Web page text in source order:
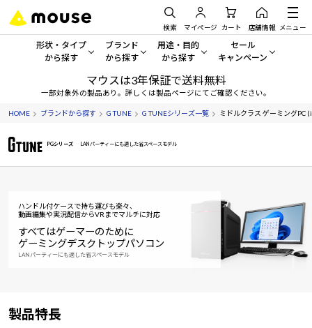
検索 マイページ カート 店舗情報 メニュー
形状・タイプ
から探す
形状・タイプから探す をすべてみる
デスクトップPC
サーバー
ワークステーション
Windows 11
ブランド
から探す
mouse
G TUNE
MousePro
iiyama
用途・目的
から探す
一般向けパソコン
ゲーミングPC・ゲーム向けパソコン
学習向けパソコン
スペック/パーツ別
セール
キャンペーン
セール・キャンペー
期間限定セール
アウトレットパソコン
おすすめ目玉パソコン
今イチオシのパソコンをピ
Windows 11|Copilot+ PC
マウスは3年保証で送料無料
一部対象外の製品あり。詳しくは製品ページにてご確認ください。
HOME ブランドから探す G TUNE G TUNEシリーズ一覧 ミドルクラス ゲーミングPC
PGシリーズ LANパーティーにも適した省スペースモデル
ハンドル付ケースで持ち運びも楽々、
動画編集や実況配信からVRまでマルチに対応
すべてはゲーマーのために
ゲーミングデスクトップパソコン
LANパーティーにも適した省スペースモデル
製品特長